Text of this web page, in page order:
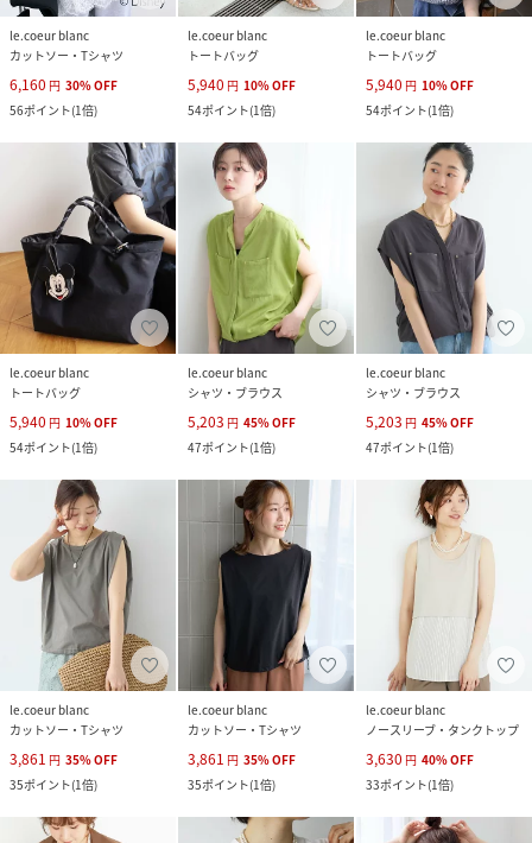
le.coeur blanc
カットソー・Tシャツ
6,160 円 30%OFF
56ポイント(1倍)
le.coeur blanc
トートバッグ
5,940 円 10%OFF
54ポイント(1倍)
le.coeur blanc
トートバッグ
5,940 円 10%OFF
54ポイント(1倍)
le.coeur blanc
トートバッグ
5,940 円 10%OFF
54ポイント(1倍)
le.coeur blanc
シャツ・ブラウス
5,203 円 45%OFF
47ポイント(1倍)
le.coeur blanc
シャツ・ブラウス
5,203 円 45%OFF
47ポイント(1倍)
le.coeur blanc
カットソー・Tシャツ
3,861 円 35%OFF
35ポイント(1倍)
le.coeur blanc
カットソー・Tシャツ
3,861 円 35%OFF
35ポイント(1倍)
le.coeur blanc
ノースリーブ・タンクトップ
3,630 円 40%OFF
33ポイント(1倍)